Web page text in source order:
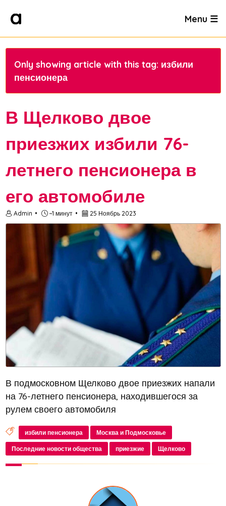
Menu ☰
Only showing article with this tag: избили
пенсионера
В Щелково двое
приезжих избили 76-
летнего пенсионера в
его автомобиле
Admin ~1 минут 25 Ноябрь 2023
В подмосковном Щелково двое приезжих напали
на 76-летнего пенсионера, находившегося за
рулем своего автомобиля
избили пенсионера Москва и Подмосковье
Последние новости общества приезжие Щелково